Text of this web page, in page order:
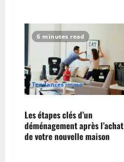
6 minutes read
Tendances immo
Les étapes clés d’un
déménagement après l’achat
de votre nouvelle maison